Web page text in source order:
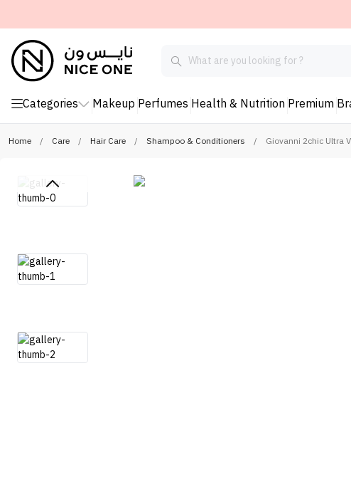
Categories Makeup Perfumes Health & Nutrition Premium
Home / Care / Hair Care / Shampoo & Conditioners / Giovanni 2chic Ultra